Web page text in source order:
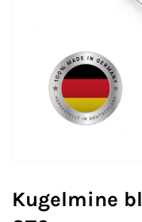
Kugelmine